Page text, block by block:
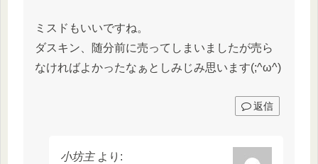
ミスドもいいですね。
ダスキン、随分前に売ってしまいましたが売ら
なければよかったなぁとしみじみ思います(;^ω^)
返信
小坊主 より: